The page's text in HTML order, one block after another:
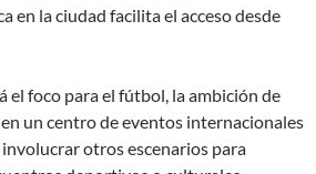
en la ciudad facilita el acceso desde
el foco para el fútbol, la ambición de
un centro de eventos internacionales
otros escenarios para